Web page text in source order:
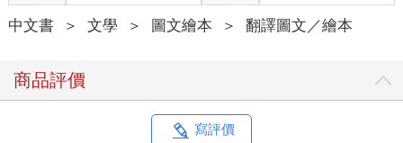
中文書 ＞ 文學 ＞ 圖文繪本 ＞ 翻譯圖文／繪本
商品評價
寫評價